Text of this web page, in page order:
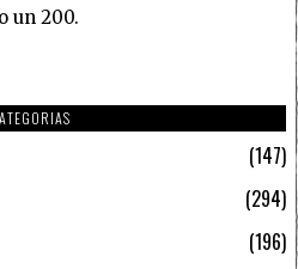
un 200.
147
294
196